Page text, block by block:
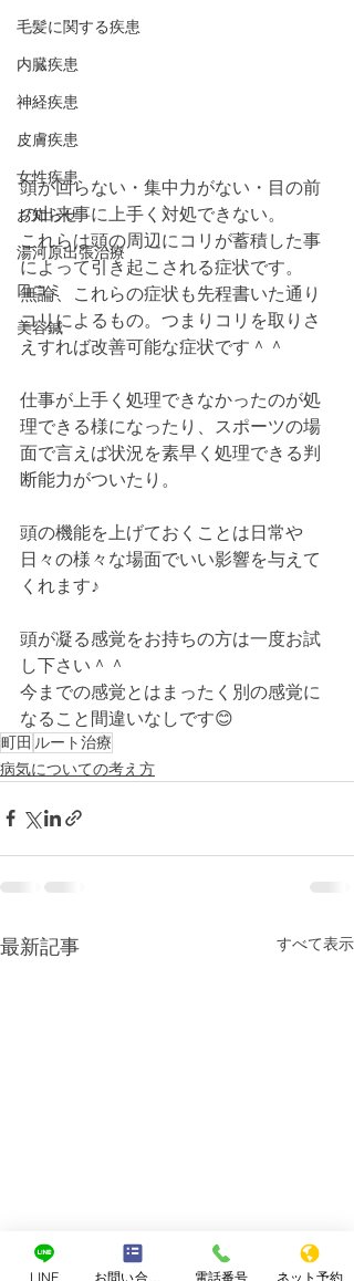
毛髪に関する疾患
内臓疾患
神経疾患
皮膚疾患
女性疾患
お知らせ
湯河原出張治療
口コミ
美容鍼
頭が回らない・集中力がない・目の前
の出来事に上手く対処できない。
これらは頭の周辺にコリが蓄積した事
によって引き起こされる症状です。
無論、これらの症状も先程書いた通り
コリによるもの。つまりコリを取りさ
えすれば改善可能な症状です＾＾
仕事が上手く処理できなかったのが処
理できる様になったり、スポーツの場
面で言えば状況を素早く処理できる判
断能力がついたり。
頭の機能を上げておくことは日常や
日々の様々な場面でいい影響を与えて
くれます♪
頭が凝る感覚をお持ちの方は一度お試
し下さい＾＾
今までの感覚とはまったく別の感覚に
なること間違いなしです😊
町田 ルート治療
病気についての考え方
最新記事 すべて表示
LINE お問い合わせフォーム 電話番号 ネット予約